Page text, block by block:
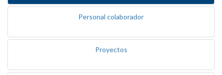
Personal colaborador
Proyectos